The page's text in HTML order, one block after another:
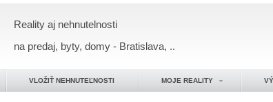
Reality aj nehnutelnosti
na predaj, byty, domy - Bratislava, ..
VLOŽIŤ NEHNUTEĽNOSTI MOJE REALITY